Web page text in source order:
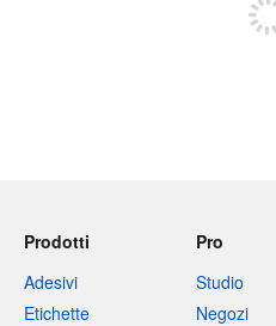
Prodotti
Adesivi
Etichette
Pro
Studio
Negozi